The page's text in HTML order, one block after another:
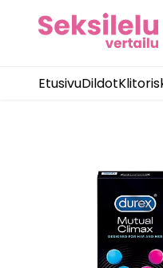
EtusivuDildot